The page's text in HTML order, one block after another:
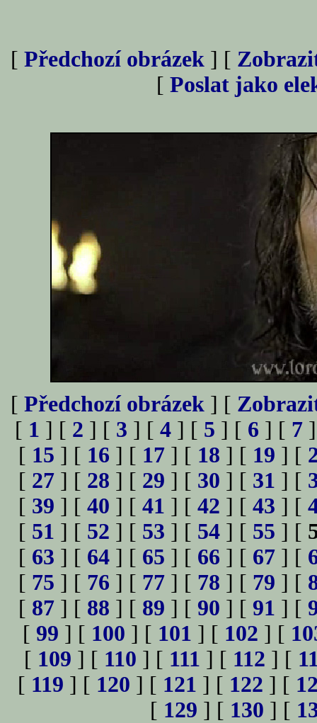
[ Předchozí obrázek ] [
[ Poslat jako
[ Předchozí obrázek ] [
[ 1 ] [ 2 ] [ 3 ] [ 4 ] [ 5 ] [ 6 ] [ 7
[ 15 ] [ 16 ] [ 17 ] [ 18 ] [ 19 ] [
[ 27 ] [ 28 ] [ 29 ] [ 30 ] [ 31 ] [
[ 39 ] [ 40 ] [ 41 ] [ 42 ] [ 43 ] [
[ 51 ] [ 52 ] [ 53 ] [ 54 ] [ 55 ] [
[ 63 ] [ 64 ] [ 65 ] [ 66 ] [ 67 ] [
[ 75 ] [ 76 ] [ 77 ] [ 78 ] [ 79 ] [
[ 87 ] [ 88 ] [ 89 ] [ 90 ] [ 91 ] [
[ 99 ] [ 100 ] [ 101 ] [ 102 ] [
[ 109 ] [ 110 ] [ 111 ] [ 112 ] [
[ 119 ] [ 120 ] [ 121 ] [ 122 ] [
[ 129 ] [ 130 ] [